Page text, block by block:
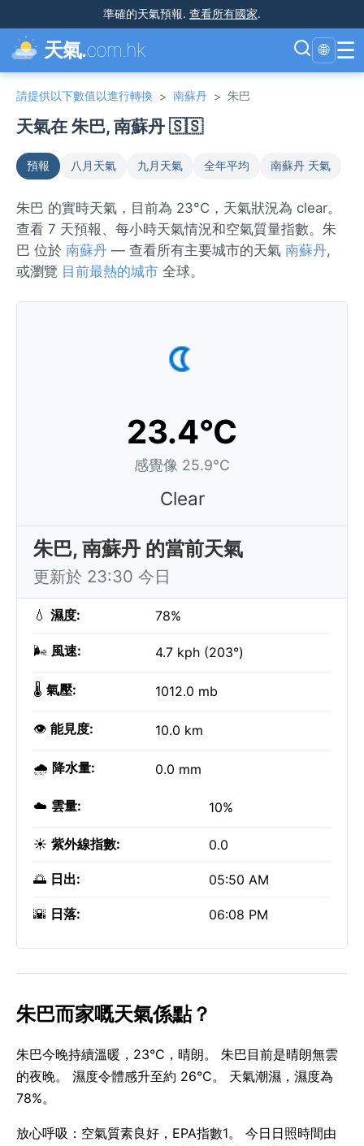
準確的天氣預報. 查看所有國家.
天氣.com.hk 🌐 ☰
請提供以下數值以進行轉換 > 南蘇丹 > 朱巴
天氣在 朱巴, 南蘇丹 🇸🇸
預報 八月天氣 九月天氣 全年平均 南蘇丹 天氣
朱巴 的實時天氣，目前為 23°C，天氣狀況為 clear。
查看 7 天預報、每小時天氣情況和空氣質量指數。朱
巴 位於 南蘇丹 — 查看所有主要城市的天氣 南蘇丹,
或瀏覽 目前最熱的城市 全球。
23.4°C
感覺像 25.9°C
Clear
朱巴, 南蘇丹 的當前天氣
更新於 23:30 今日
💧 濕度: 78%
🌬️ 風速: 4.7 kph (203°)
🌡️ 氣壓: 1012.0 mb
👁️ 能見度: 10.0 km
🌧️ 降水量: 0.0 mm
☁️ 雲量: 10%
☀️ 紫外線指數: 0.0
🌅 日出: 05:50 AM
🌇 日落: 06:08 PM
朱巴而家嘅天氣係點？
朱巴今晚持續溫暖，23°C，晴朗。 朱巴目前是晴朗無雲
的夜晚。 濕度令體感升至約 26°C。 天氣潮濕，濕度為
78%。
放心呼吸：空氣質素良好，EPA指數1。 今日日照時間由